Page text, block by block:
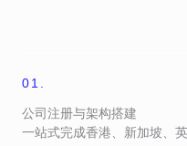
01.
公司注册与架构搭建
一站式完成香港、新加坡、